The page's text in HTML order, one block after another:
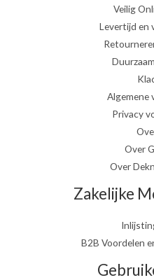
Veilig
Levertijd en
Algemene
Privacy
Over
Over
Zakelijke
B2B Voordelen